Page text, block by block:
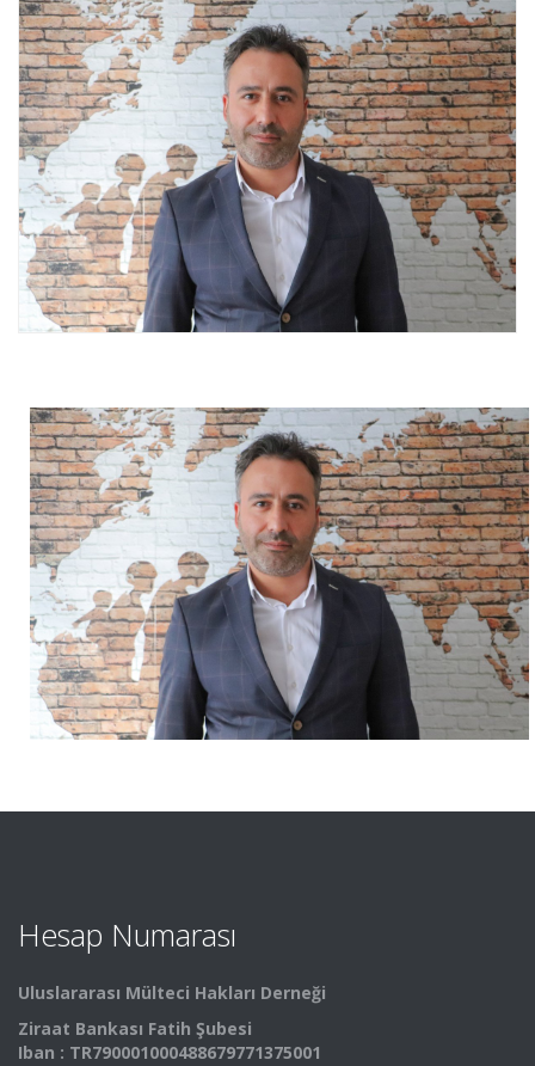
Hesap Numarası
Uluslararası Mülteci Hakları Derneği
Ziraat Bankası Fatih Şubesi
Iban : TR790001000488679771375001
Videolar
Yayınlar
Kitap ve film